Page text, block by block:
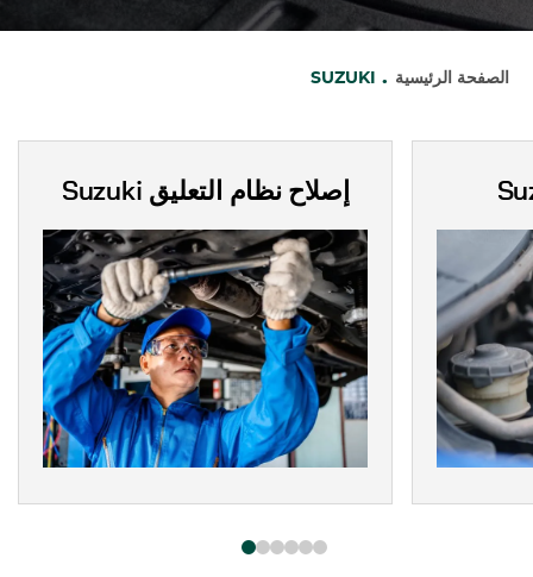
الصفحة الرئيسية SUZUKI
Suzuki إصلاح نظام التعليق